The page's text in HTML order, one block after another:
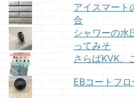
アイスマート
合
シャワーの水
ってみそ
さらばKVK、
EBコートフ